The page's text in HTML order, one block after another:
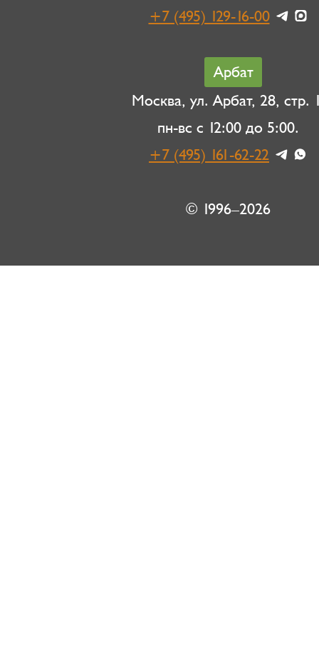
+7 (495) 129-16-00
Арбат
Москва, ул. Арбат, 28, стр.
пн-вс с 12:00 до 5:00.
+7 (495) 161-62-22
© 1996–2026